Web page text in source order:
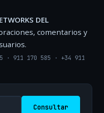
DEL
comentarios y
· 911 170 585 · +34 911
Consultar